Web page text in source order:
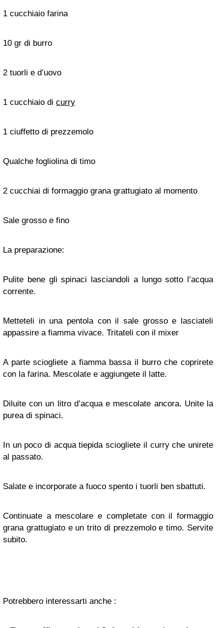
1 cucchiaio farina
10 gr di burro
2 tuorli e d’uovo
1 cucchiaio di curry
1 ciuffetto di prezzemolo
Qualche fogliolina di timo
2 cucchiai di formaggio grana grattugiato al momento
Sale grosso e fino
La preparazione:
Pulite bene gli spinaci lasciandoli a lungo sotto l’acqua
corrente.
Metteteli in una pentola con il sale grosso e lasciateli
appassire a fiamma vivace. Tritateli con il mixer
A parte sciogliete a fiamma bassa il burro che coprirete
con la farina. Mescolate e aggiungete il latte.
Diluite con un litro d’acqua e mescolate ancora. Unite la
purea di spinaci.
In un poco di acqua tiepida sciogliete il curry che unirete
al passato.
Salate e incorporate a fuoco spento i tuorli ben sbattuti.
Continuate a mescolare e completate con il formaggio
grana grattugiato e un trito di prezzemolo e timo. Servite
subito.
Potrebbero interessarti anche :